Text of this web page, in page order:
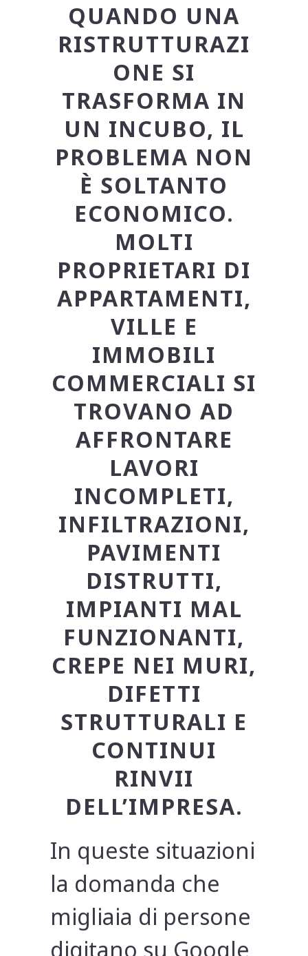
QUANDO UNA
RISTRUTTURAZI
ONE SI
TRASFORMA IN
UN INCUBO, IL
PROBLEMA NON
È SOLTANTO
ECONOMICO.
MOLTI
PROPRIETARI DI
APPARTAMENTI,
VILLE E
IMMOBILI
COMMERCIALI SI
TROVANO AD
AFFRONTARE
LAVORI
INCOMPLETI,
INFILTRAZIONI,
PAVIMENTI
DISTRUTTI,
IMPIANTI MAL
FUNZIONANTI,
CREPE NEI MURI,
DIFETTI
STRUTTURALI E
CONTINUI
RINVII
DELL’IMPRESA.
In queste situazioni
la domanda che
migliaia di persone
digitano su Google